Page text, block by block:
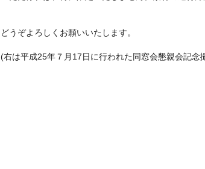
どうぞよろしくお願いいたします。
(右は平成25年７月17日に行われた同窓会懇親会記念